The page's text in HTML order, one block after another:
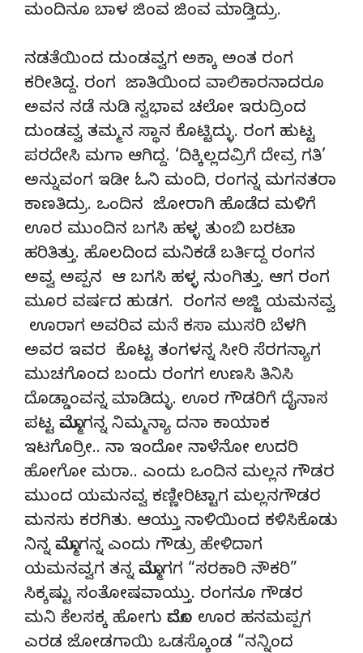
ಮಂದಿನೂ ಬಾಳ ಜಿಂವ ಜಿಂವ ಮಾಡ್ತಿದ್ರು.
ನಡತೆಯಿಂದ ದುಂಡವ್ವಗ ಅಕ್ಕಾ ಅಂತ ರಂಗ
ಕರೀತಿದ್ದ. ರಂಗ ಜಾತಿಯಿಂದ ವಾಲಿಕಾರನಾದರೂ
ಅವನ ನಡೆ ನುಡಿ ಸ್ವಭಾವ ಚಲೋ ಇರುದ್ರಿಂದ
ದುಂಡವ್ವ ತಮ್ಮನ ಸ್ಥಾನ ಕೊಟ್ಟಿದ್ಳು. ರಂಗ ಹುಟ್ಟ
ಪರದೇಸಿ ಮಗಾ ಆಗಿದ್ದ. ‘ದಿಕ್ಕಿಲ್ಲದವ್ರಿಗೆ ದೇವ್ರ ಗತಿ’
ಅನ್ನುವಂಗ ಇಡೀ ಓನಿ ಮಂದಿ, ರಂಗನ್ನ ಮಗನತರಾ
ಕಾಣತಿದ್ರು. ಒಂದಿನ ಜೋರಾಗಿ ಹೊಡೆದ ಮಳಿಗೆ
ಊರ ಮುಂದಿನ ಬಗಸಿ ಹಳ್ಳ ತುಂಬಿ ಬರಟಾ
ಹರಿತಿತ್ತು. ಹೊಲದಿಂದ ಮನಿಕಡೆ ಬರ್ತಿದ್ದ ರಂಗನ
ಅವ್ವ ಅಪ್ಪನ ಆ ಬಗಸಿ ಹಳ್ಳ ನುಂಗಿತ್ತು. ಆಗ ರಂಗ
ಮೂರ ವರ್ಷದ ಹುಡಗ. ರಂಗನ ಅಜ್ಜಿ ಯಮನವ್ವ
ಊರಾಗ ಅವರಿವ ಮನೆ ಕಸಾ ಮುಸರಿ ಬೆಳಗಿ
ಅವರ ಇವರ ಕೊಟ್ಟ ತಂಗಳನ್ನ ಸೀರಿ ಸೆರಗನ್ಯಾಗ
ಮುಚಗೊಂದ ಬಂದು ರಂಗಗ ಉಣಸಿ ತಿನಿಸಿ
ದೊಡ್ಡಾಂವನ್ನ ಮಾಡಿದ್ಳು. ಊರ ಗೌಡರಿಗೆ ದೈನಾಸ
ಪಟ್ಟ ಮೊಮ್ಮಗನ್ನ ನಿಮ್ಮನ್ಯಾ ದನಾ ಕಾಯಾಕ
ಇಟಗೊರ್ರೀ.. ನಾ ಇಂದೋ ನಾಳೆನೋ ಉದರಿ
ಹೋಗೋ ಮರಾ.. ಎಂದು ಒಂದಿನ ಮಲ್ಲನ ಗೌಡರ
ಮುಂದ ಯಮನವ್ವ ಕಣ್ಣೀರಿಟ್ಟಾಗ ಮಲ್ಲನಗೌಡರ
ಮನಸು ಕರಗಿತು. ಆಯ್ತು ನಾಳಿಯಿಂದ ಕಳಿಸಿಕೊಡು
ನಿನ್ನ ಮೊಮ್ಮಗನ್ನ ಎಂದು ಗೌಡ್ರು ಹೇಳಿದಾಗ
ಯಮನವ್ವಗ ತನ್ನ ಮೊಮ್ಮಗಗ “ಸರಕಾರಿ ನೌಕರಿ”
ಸಿಕ್ಕಷ್ಟು ಸಂತೋಷವಾಯ್ತು. ರಂಗನೂ ಗೌಡರ
ಮನಿ ಕೆಲಸಕ್ಕ ಹೋಗು ಮೊದಲ ಊರ ಹನಮಪ್ಪಗ
ಎರಡ ಜೋಡಗಾಯಿ ಒಡಸ್ಕೊಂಡ “ನನ್ನಿಂದ